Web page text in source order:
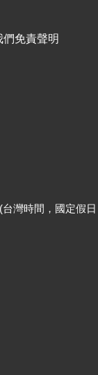
們免責聲明
灣時間，國定假日